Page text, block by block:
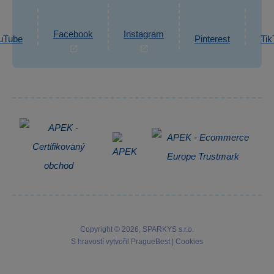
Informace o zpracování osobních údajů
Napsat zprávu
Facebook Instagram Pinterest
Copyright © 2026, SPARKYS s.r.o.
S hravostí vytvořil
PragueBest Cookies